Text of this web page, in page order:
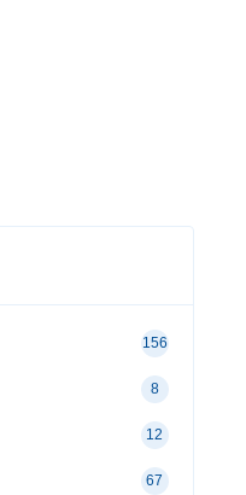
156
8
12
67